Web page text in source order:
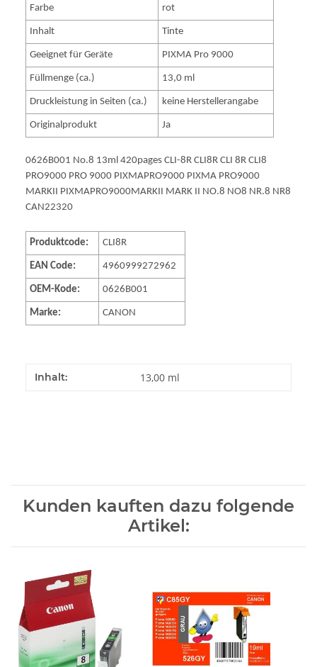
Farbe rot
Inhalt Tinte
Geeignet für Geräte PIXMA Pro 9000
Füllmenge (ca.) 13,0 ml
Druckleistung in Seiten (ca.) keine Herstellerangabe
Originalprodukt Ja
0626B001 No.8 13ml 420pages CLI-8R CLI8R CLI 8R CLI8
PRO9000 PRO 9000 PIXMAPRO9000 PIXMA PRO9000
MARKII PIXMAPRO9000MARKII MARK II NO.8 NO8 NR.8 NR8
CAN22320
Produktcode: CLI8R
EAN Code: 4960999272962
OEM-Kode: 0626B001
Marke: CANON
Inhalt: 13,00 ml
Kunden kauften dazu folgende
Artikel: